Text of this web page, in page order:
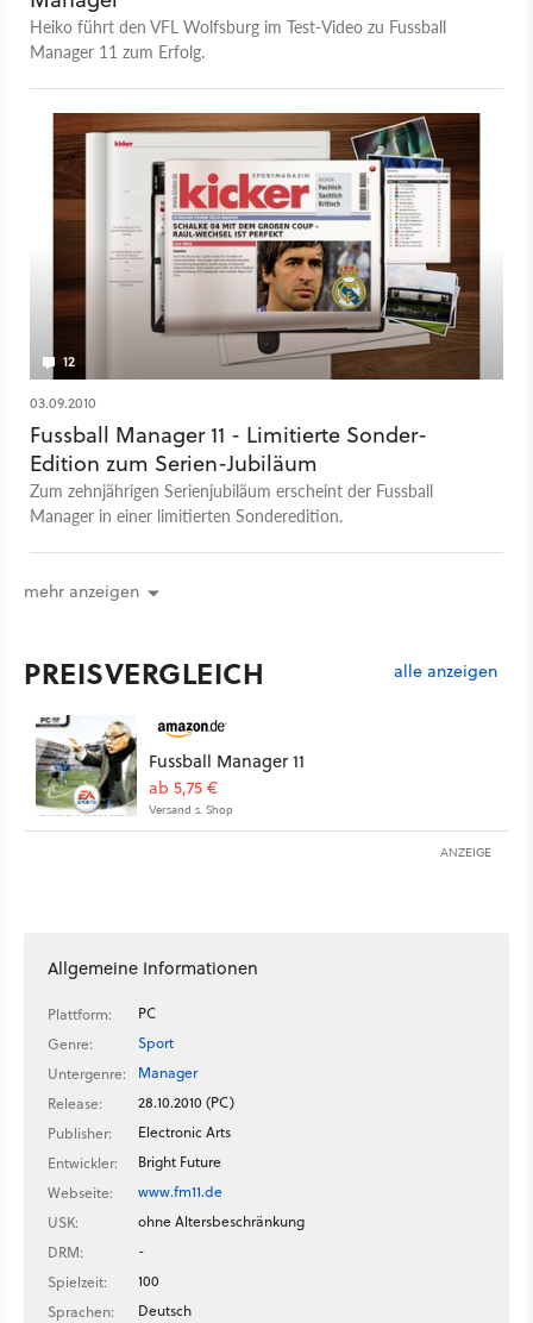
Heiko führt den VFL Wolfsburg im Test-Video zu Fussball
Manager 11 zum Erfolg.
12
03.09.2010
Fussball Manager 11 - Limitierte Sonder-
Edition zum Serien-Jubiläum
Zum zehnjährigen Serienjubiläum erscheint der Fussball
Manager in einer limitierten Sonderedition.
mehr anzeigen
PREISVERGLEICH alle anzeigen
Fussball Manager 11
ab 5,75 €
Versand s. Shop
ANZEIGE
Allgemeine Informationen
Plattform:
PC
Genre:
Sport
Untergenre:
Manager
Release:
28.10.2010 (PC)
Publisher:
Electronic Arts
Entwickler:
Bright Future
Webseite:
www.fm11.de
USK:
ohne Altersbeschränkung
DRM:
-
Spielzeit:
100
Sprachen:
Deutsch